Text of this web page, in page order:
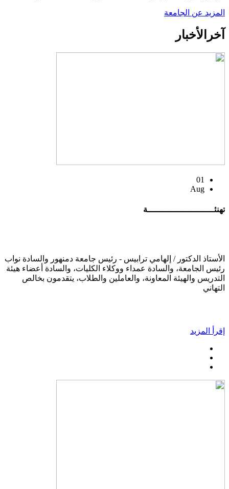
المزيد عن الجامعة
آخر الأخبار
01
Aug
تهنئــــــــــــــــــــــــــة
الأستاذ الدكتور / إلهامي ترابيس - رئيس جامعة دمنهور والسادة نواب
رئيس الجامعة، والسادة عمداء ووكلاء الكليات، والسادة أعضاء هيئة
التدريس والهيئة المعاونة، والعاملين والطلاب، يتقدمون بخالص
التهاني
إقرأ المزيد